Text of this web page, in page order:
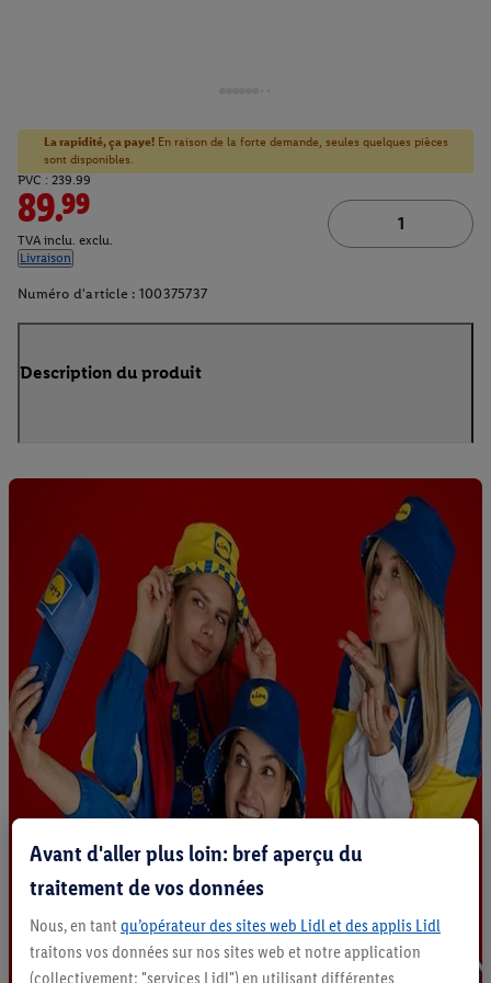
La rapidité, ça paye! En raison de la forte demande, seules quelques pièces
sont disponibles.
PVC : 239.99
89.99
TVA inclu. exclu.
Livraison
Numéro d'article : 100375737
Description du produit
Avant d'aller plus loin: bref aperçu du
traitement de vos données
Nous, en tant qu’opérateur des sites web Lidl et des applis Lidl
traitons vos données sur nos sites web et notre application
(collectivement: "services Lidl") en utilisant différentes